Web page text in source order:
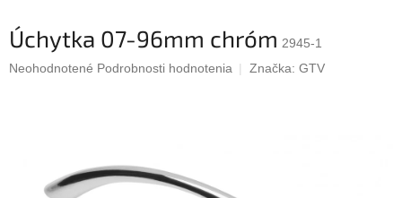
Úchytka 07-96mm chróm 2945-1
Priemerné
hviezdičiek.
Neohodnotené Podrobnosti hodnotenia Značka: GTV